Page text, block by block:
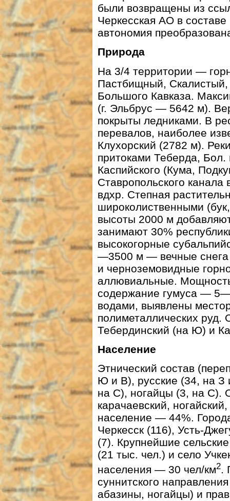
были возвращены из
Черкесская АО в составе
автономия
Природа
На 3/4 территории —
Пастбищный,
Большого Кавказа.
(г. Эльбрус — 5642 м).
покрыты ледниками. В
перевалов, наиболее
Клухорский (2782 м).
притоками Теберда,
Каспийского (Кума,
Ставропольского канала
вдхр. Степная
широколиственными
высоты 2000 м
занимают 30%
высокогорные
—3500 м — вечные
и черноземовидные
аллювиальные.
содержание гумуса —
водами, выявлены
полиметаллических
Тебердинский (на Ю) и
Население
Этнический состав
Ю и В), русские (34, на З
на С), ногайцы (3, на С).
карачаевский,
население — 44%.
Черкесск (116), Усть-
(7). Крупнейшие
(21 тыс. чел.) и село
населения — 30 чел/км2.
суннитского
абазины, ногайцы) и